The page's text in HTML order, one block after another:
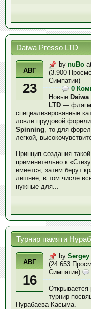
Daiwa Presso LTD
АВГ
23
by nuBo
(3.900
Симпатии)
0
Новые
LTD —
специализированные
ловли прудовой
Spinning , то для
легкой,
Принцип создания
применительно к
имеется, затем берут
лишнее, в том числе
нужные для...
Турнир памяти
АВГ
16
by Sergey
(24.653
Симпатии)
Открывается
турнир
Нурабаева Касыма.